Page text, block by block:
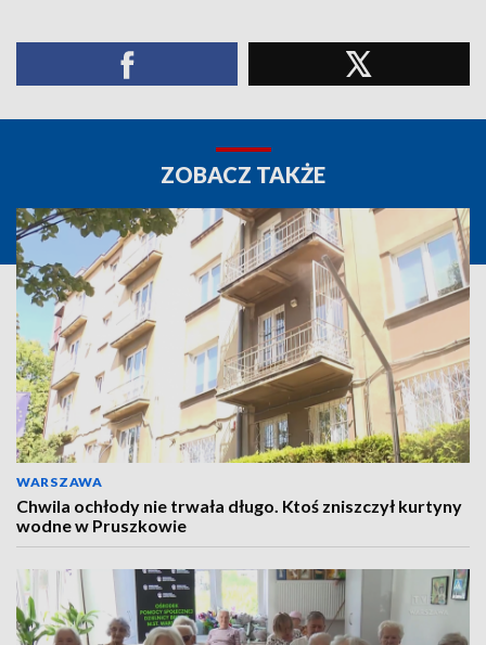
ZOBACZ TAKŻE
WARSZAWA
Chwila ochłody nie trwała długo. Ktoś zniszczył kurtyny
wodne w Pruszkowie